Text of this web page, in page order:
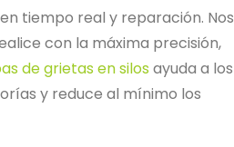
tiempo real y reparación. Nos
con la máxima precisión,
de grietas en silos ayuda a los
y reduce al mínimo los